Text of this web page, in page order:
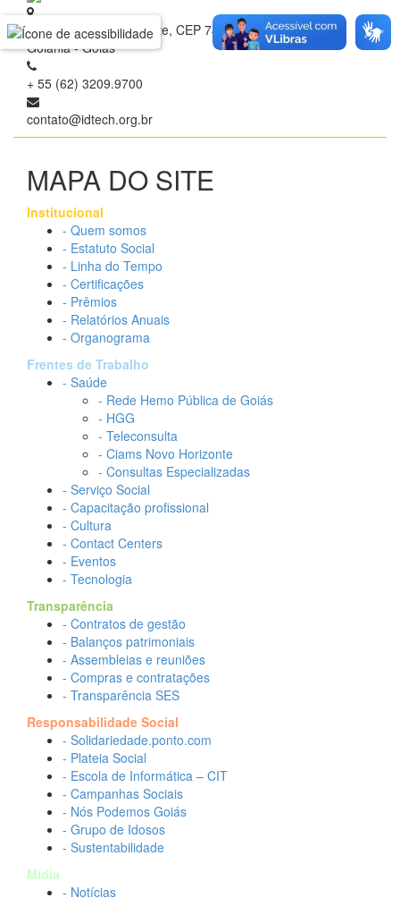
Rua 1 nº 60, Setor Oeste, CEP 74.115-040
Goiânia - Goiás
+ 55 (62) 3209.9700
contato@idtech.org.br
MAPA DO SITE
Institucional
- Quem somos
- Estatuto Social
- Linha do Tempo
- Certificações
- Prêmios
- Relatórios Anuais
- Organograma
Frentes de Trabalho
- Saúde
- Rede Hemo Pública de Goiás
- HGG
- Teleconsulta
- Ciams Novo Horizonte
- Consultas Especializadas
- Serviço Social
- Capacitação profissional
- Cultura
- Contact Centers
- Eventos
- Tecnologia
Transparência
- Contratos de gestão
- Balanços patrimoniais
- Assembleias e reuniões
- Compras e contratações
- Transparência SES
Responsabilidade Social
- Solidariedade.ponto.com
- Plateia Social
- Escola de Informática – CIT
- Campanhas Sociais
- Nós Podemos Goiás
- Grupo de Idosos
- Sustentabilidade
Mídia
- Notícias